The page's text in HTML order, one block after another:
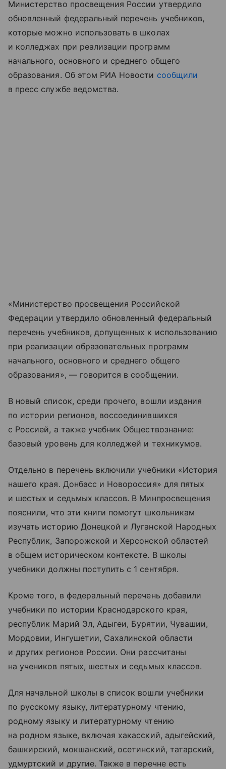
Министерство просвещения России утвердило
обновленный федеральный перечень учебников,
которые можно использовать в школах
и колледжах при реализации программ
начального, основного и среднего общего
образования. Об этом РИА Новости сообщили
в пресс службе ведомства.
«Министерство просвещения Российской
Федерации утвердило обновленный федеральный
перечень учебников, допущенных к использованию
при реализации образовательных программ
начального, основного и среднего общего
образования», — говорится в сообщении.
В новый список, среди прочего, вошли издания
по истории регионов, воссоединившихся
с Россией, а также учебник Обществознание:
базовый уровень для колледжей и техникумов.
Отдельно в перечень включили учебники «История
нашего края. Донбасс и Новороссия» для пятых
и шестых и седьмых классов. В Минпросвещения
пояснили, что эти книги помогут школьникам
изучать историю Донецкой и Луганской Народных
Республик, Запорожской и Херсонской областей
в общем историческом контексте. В школы
учебники должны поступить с 1 сентября.
Кроме того, в федеральный перечень добавили
учебники по истории Краснодарского края,
республик Марий Эл, Адыгеи, Бурятии, Чувашии,
Мордовии, Ингушетии, Сахалинской области
и других регионов России. Они рассчитаны
на учеников пятых, шестых и седьмых классов.
Для начальной школы в список вошли учебники
по русскому языку, литературному чтению,
родному языку и литературному чтению
на родном языке, включая хакасский, адыгейский,
башкирский, мокшанский, осетинский, татарский,
удмуртский и другие. Также в перечне есть